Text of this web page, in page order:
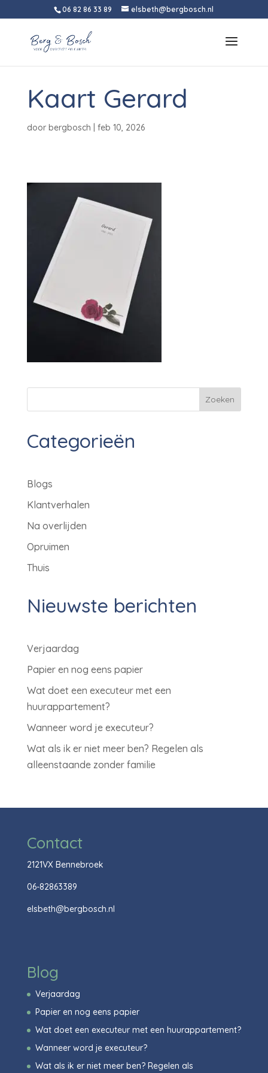
06 82 86 33 89 elsbeth@bergbosch.nl
Kaart Gerard
door bergbosch feb 10, 2026
Zoeken
Categorieën
Blogs
Klantverhalen
Na overlijden
Opruimen
Thuis
Nieuwste berichten
Verjaardag
Papier en nog eens papier
Wat doet een executeur met een
huurappartement?
Wanneer word je executeur?
Wat als ik er niet meer ben? Regelen als
alleenstaande zonder familie
Contact
2121VX Bennebroek
06-82863389
elsbeth@bergbosch.nl
Blog
Verjaardag
Papier en nog eens papier
Wat doet een executeur met een huurappartement?
Wanneer word je executeur?
Wat als ik er niet meer ben? Regelen als